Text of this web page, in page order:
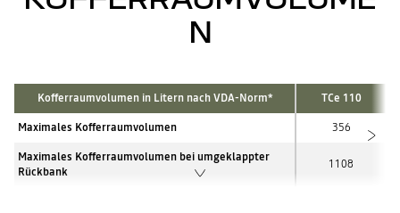
N
Kofferraumvolumen in Litern nach VDA-Norm* TCe 110
Maximales Kofferraumvolumen 356
Maximales Kofferraumvolumen bei umgeklappter
Rückbank
1108